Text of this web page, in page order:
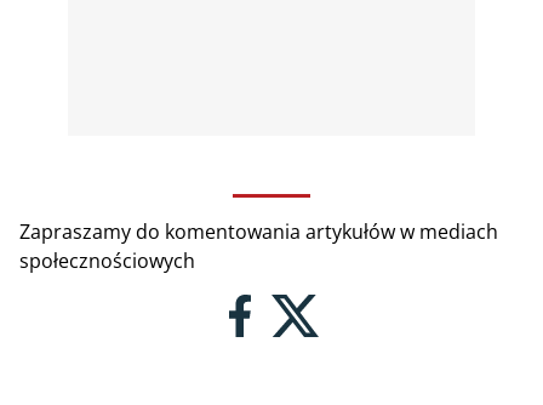
Zapraszamy do komentowania artykułów w mediach
społecznościowych